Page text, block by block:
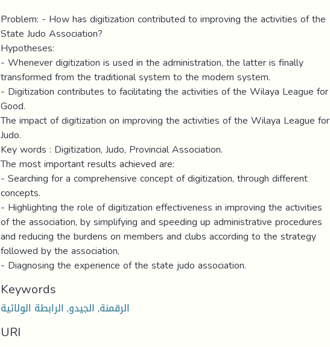
Problem: - How has digitization contributed to improving the activities of the
State Judo Association?
Hypotheses:
- Whenever digitization is used in the administration, the latter is finally
transformed from the traditional system to the modern system.
- Digitization contributes to facilitating the activities of the Wilaya League for
Good.
The impact of digitization on improving the activities of the Wilaya League for
Judo.
Key words : Digitization, Judo, Provincial Association.
The most important results achieved are:
- Searching for a comprehensive concept of digitization, through different
concepts.
- Highlighting the role of digitization effectiveness in improving the activities
of the association, by simplifying and speeding up administrative procedures
and reducing the burdens on members and clubs according to the strategy
followed by the association,
- Diagnosing the experience of the state judo association.
Keywords
الرقمنة, الجيدو, الرابطة الولائية
URI